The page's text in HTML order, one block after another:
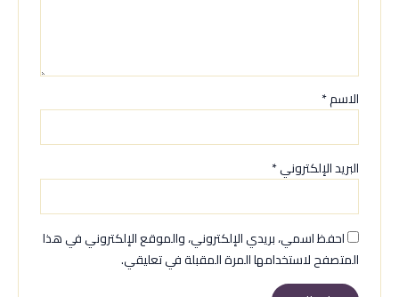
الاسم*
البريد الإلكتروني*
احفظ اسمي، بريدي الإلكتروني، والموقع الإلكتروني في هذا
المتصفح لاستخدامها المرة المقبلة في تعليقي.